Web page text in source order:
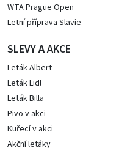
WTA Prague Open
Letní příprava Slavie
SLEVY A AKCE
Leták Albert
Leták Lidl
Leták Billa
Pivo v akci
Kuřecí v akci
Akční letáky